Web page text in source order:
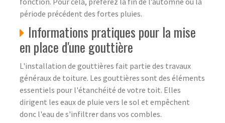
période précédent des fortes pluies.
Informations pratiques pour la mise
en place d'une gouttière
L'installation de gouttières fait partie des travaux
généraux de toiture. Les gouttières sont des éléments
essentiels pour l'étanchéité de votre toit. Elles
dirigent les eaux de pluie vers le sol et empêchent
donc l'eau de s'infiltrer dans vos combles.